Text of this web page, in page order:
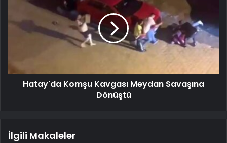
Hatay'da Komşu Kavgası Meydan Savaşına
Dönüştü
İlgili Makaleler